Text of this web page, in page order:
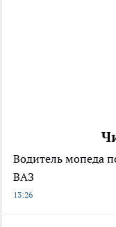
Водитель мопеда
ВАЗ
13:26